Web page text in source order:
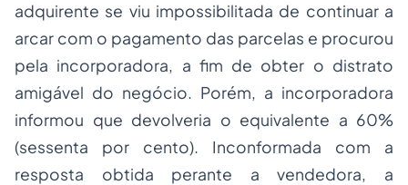
adquirente se viu impossibilitada de continuar a
arcar com o pagamento das parcelas e procurou
pela incorporadora, a fim de obter o distrato
amigável do negócio. Porém, a incorporadora
informou que devolveria o equivalente a 60%
(sessenta por cento). Inconformada com a
resposta obtida perante a vendedora, a